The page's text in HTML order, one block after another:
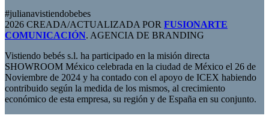
#julianavistiendobebes
2026 CREADA/ACTUALIZADA POR FUSIONARTE
COMUNICACIÓN. AGENCIA DE BRANDING
Vistiendo bebés s.l. ha participado en la misión directa
SHOWROOM México celebrada en la ciudad de México el 26 de
Noviembre de 2024 y ha contado con el apoyo de ICEX habiendo
contribuido según la medida de los mismos, al crecimiento
económico de esta empresa, su región y de España en su conjunto.